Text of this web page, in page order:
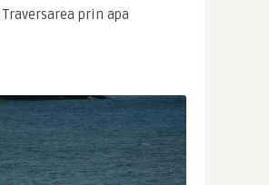
Traversarea prin apa